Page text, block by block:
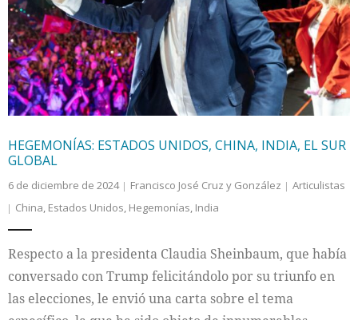
HEGEMONÍAS: ESTADOS UNIDOS, CHINA, INDIA, EL SUR
GLOBAL
6 de diciembre de 2024 Francisco José Cruz y González
Articulistas
China, Estados Unidos, Hegemonías, India
Respecto a la presidenta Claudia Sheinbaum, que había
conversado con Trump felicitándolo por su triunfo en
las elecciones, le envió una carta sobre el tema